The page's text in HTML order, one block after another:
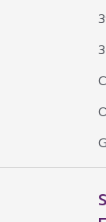
böyle özelliklere
eden veya